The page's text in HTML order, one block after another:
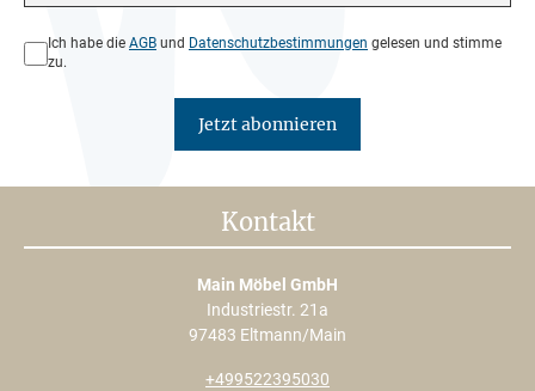
Datenschutz*
Ich habe die AGB und Datenschutzbestimmungen gelesen und stimme
zu.
Jetzt abonnieren
Kontakt
Main Möbel GmbH
Industriestr. 21a
97483 Eltmann/Main
+499522395030